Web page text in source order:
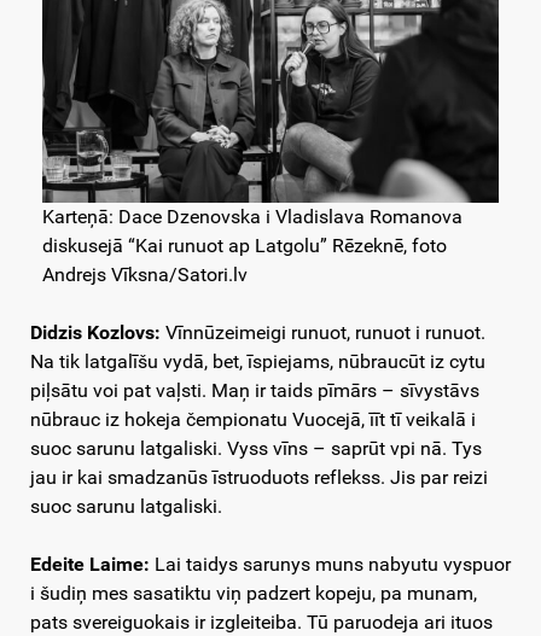
Karteņā: Dace Dzenovska i Vladislava Romanova
diskusejā “Kai runuot ap Latgolu” Rēzeknē, foto
Andrejs Vīksna/Satori.lv
Didzis Kozlovs: Vīnnūzeimeigi runuot, runuot i runuot.
Na tik latgalīšu vydā, bet, īspiejams, nūbraucūt iz cytu
piļsātu voi pat vaļsti. Maņ ir taids pīmārs – sīvystāvs
nūbrauc iz hokeja čempionatu Vuocejā, īīt tī veikalā i
suoc sarunu latgaliski. Vyss vīns – saprūt vpi nā. Tys
jau ir kai smadzanūs īstruoduots reflekss. Jis par reizi
suoc sarunu latgaliski.
Edeite Laime: Lai taidys sarunys muns nabyutu vyspuor
i šudiņ mes sasatiktu viņ padzert kopeju, pa munam,
pats svereiguokais ir izgleiteiba. Tū paruodeja ari ituos